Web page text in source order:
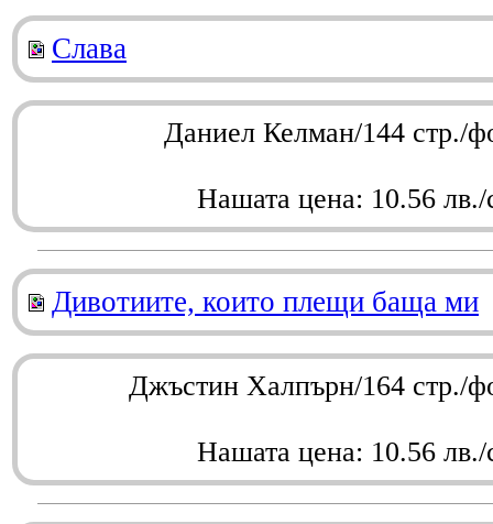
Слава
Даниел Келман/144 стр./
Нашата цена: 10.56 лв./
Дивотиите, които плещи баща ми
Джъстин Халпърн/164 стр./
Нашата цена: 10.56 лв./